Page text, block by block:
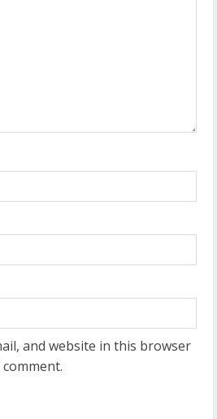
and website in this browser